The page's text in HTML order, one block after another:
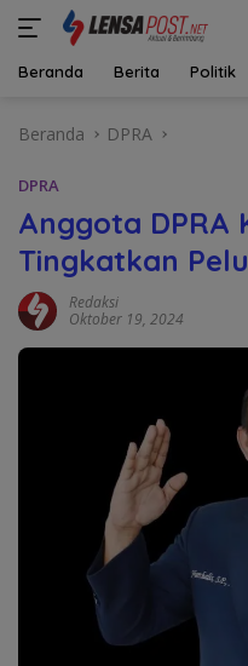
Beranda Berita Politik
Beranda DPRA
DPRA
Anggota DPRA
Tingkatkan
Redaksi
Oktober 19, 2024